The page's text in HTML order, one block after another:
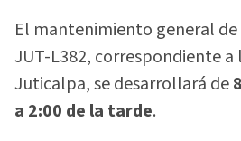
El mantenimiento general
JUT-L382, correspondiente a
Juticalpa, se desarrollará de
a 2:00 de la tarde.